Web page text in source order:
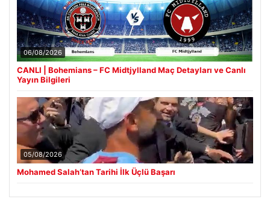
06/08/2026
CANLI | Bohemians – FC Midtjylland Maç Detayları ve Canlı
Yayın Bilgileri
05/08/2026
Mohamed Salah’tan Tarihi İlk Üçlü Başarı